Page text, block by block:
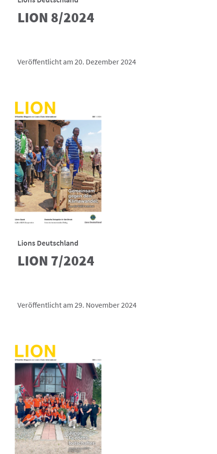
LION 8/2024
Veröffentlicht am 20. Dezember 2024
Lions Deutschland
LION 7/2024
Veröffentlicht am 29. November 2024